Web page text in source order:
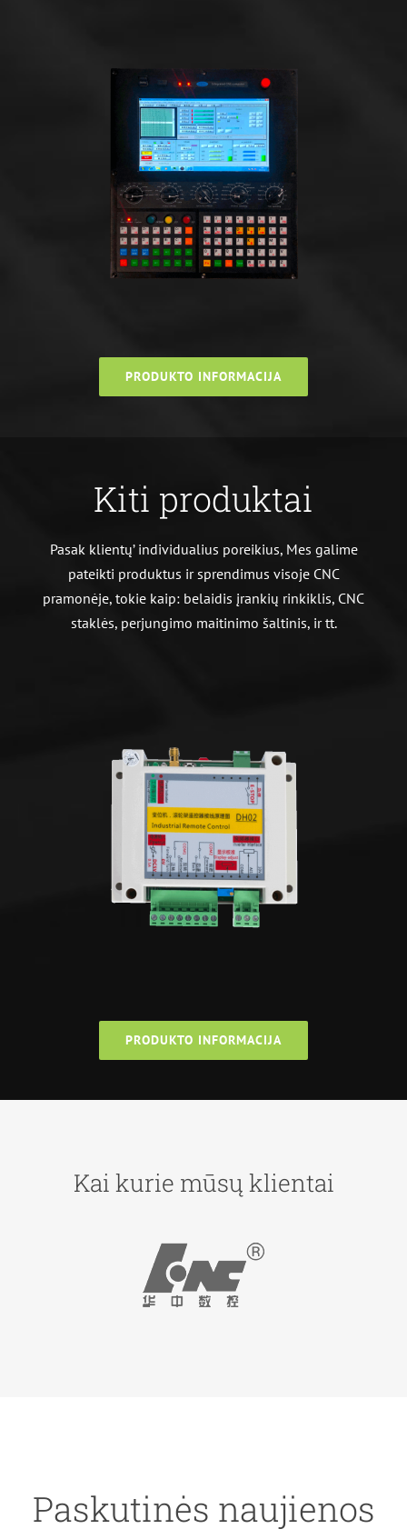
PRODUKTO INFORMACIJA
Kiti produktai
Pasak klientų’ individualius poreikius, Mes galime
pateikti produktus ir sprendimus visoje CNC
pramonėje, tokie kaip: belaidis įrankių rinkiklis, CNC
staklės, perjungimo maitinimo šaltinis, ir tt.
PRODUKTO INFORMACIJA
Kai kurie mūsų klientai
Paskutinės naujienos